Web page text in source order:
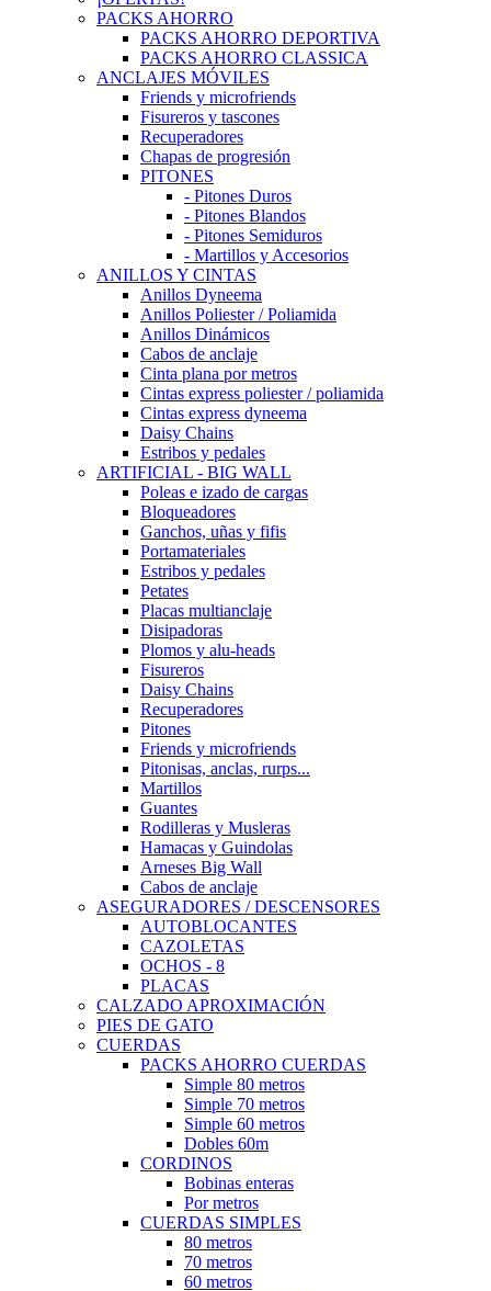
PACKS AHORRO
PACKS AHORRO DEPORTIVA
PACKS AHORRO CLASSICA
ANCLAJES MÓVILES
Friends y microfriends
Fisureros y tascones
Recuperadores
Chapas de progresión
PITONES
- Pitones Duros
- Pitones Blandos
- Pitones Semiduros
- Martillos y Accesorios
ANILLOS Y CINTAS
Anillos Dyneema
Anillos Poliester / Poliamida
Anillos Dinámicos
Cabos de anclaje
Cinta plana por metros
Cintas express poliester / poliamida
Cintas express dyneema
Daisy Chains
Estribos y pedales
ARTIFICIAL - BIG WALL
Poleas e izado de cargas
Bloqueadores
Ganchos, uñas y fifis
Portamateriales
Estribos y pedales
Petates
Placas multianclaje
Disipadoras
Plomos y alu-heads
Fisureros
Daisy Chains
Recuperadores
Pitones
Friends y microfriends
Pitonisas, anclas, rurps...
Martillos
Guantes
Rodilleras y Musleras
Hamacas y Guindolas
Arneses Big Wall
Cabos de anclaje
ASEGURADORES / DESCENSORES
AUTOBLOCANTES
CAZOLETAS
OCHOS - 8
PLACAS
CALZADO APROXIMACIÓN
PIES DE GATO
CUERDAS
PACKS AHORRO CUERDAS
Simple 80 metros
Simple 70 metros
Simple 60 metros
Dobles 60m
CORDINOS
Bobinas enteras
Por metros
CUERDAS SIMPLES
80 metros
70 metros
60 metros